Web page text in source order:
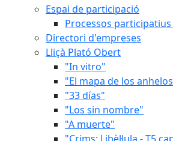
Espai de participació
Processos
Directori d'empreses
Lliçà Plató Obert
"In vitro"
"El mapa de los
"33 días"
"Los sin nombre"
"A muerte"